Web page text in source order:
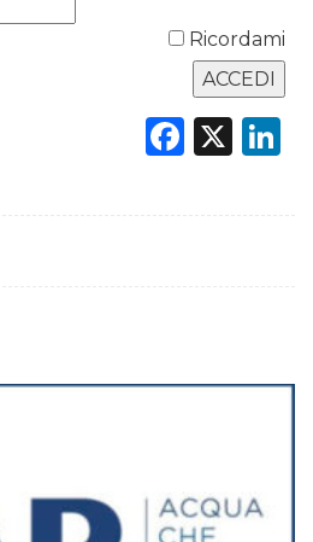
Ricordami
X